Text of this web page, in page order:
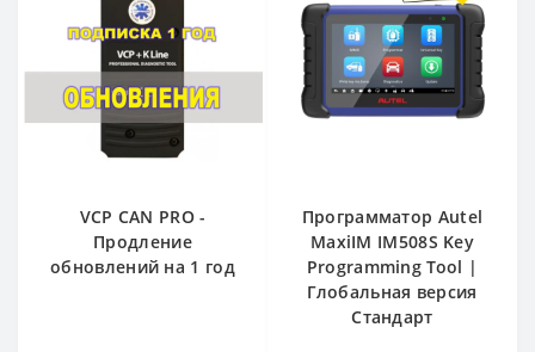
VCP CAN PRO -
Продление
обновлений на 1 год
Программатор Autel
MaxiIM IM508S Key
Programming Tool |
Глобальная версия
Стандарт